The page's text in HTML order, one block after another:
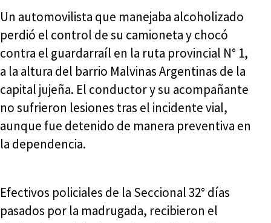
Un automovilista que manejaba alcoholizado
perdió el control de su camioneta y chocó
contra el guardarraíl en la ruta provincial N° 1,
a la altura del barrio Malvinas Argentinas de la
capital jujeña. El conductor y su acompañante
no sufrieron lesiones tras el incidente vial,
aunque fue detenido de manera preventiva en
la dependencia.
Efectivos policiales de la Seccional 32° días
pasados por la madrugada, recibieron el